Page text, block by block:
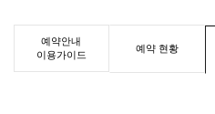
예약안내
이용가이드
예약 현황